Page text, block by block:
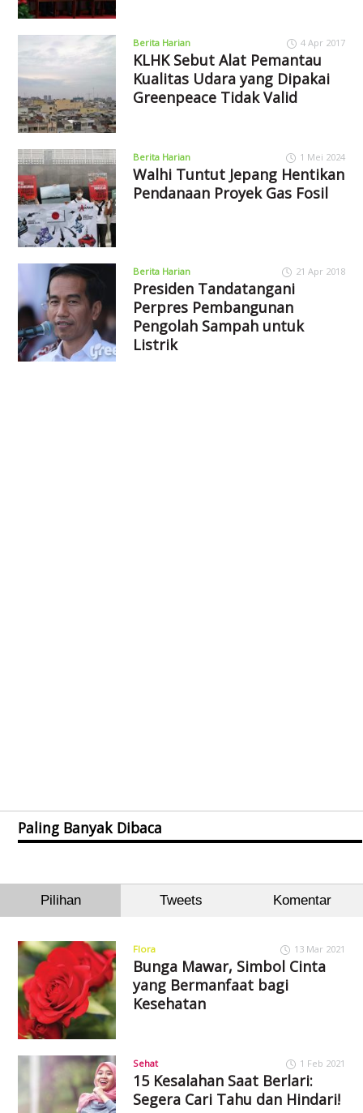
Berita Harian 4 Apr 2017
KLHK Sebut Alat Pemantau
Kualitas Udara yang Dipakai
Greenpeace Tidak Valid
Berita Harian 1 Mei 2024
Walhi Tuntut Jepang Hentikan
Pendanaan Proyek Gas Fosil
Berita Harian 21 Apr 2018
Presiden Tandatangani
Perpres Pembangunan
Pengolah Sampah untuk
Listrik
Paling Banyak Dibaca
Pilihan Tweets Komentar
Flora 13 Mar 2021
Bunga Mawar, Simbol Cinta
yang Bermanfaat bagi
Kesehatan
Sehat 1 Feb 2021
15 Kesalahan Saat Berlari:
Segera Cari Tahu dan Hindari!